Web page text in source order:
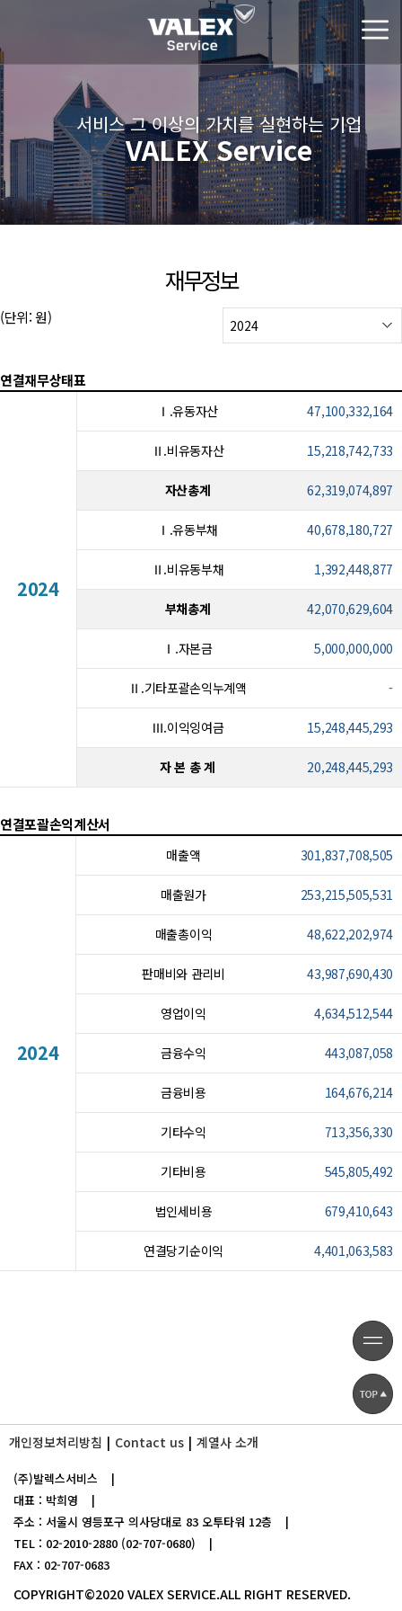
서비스 그 이상의 가치를 실현하는 기업
VALEX Service
재무정보
(단위: 원)
연결재무상태표
2024
Ⅰ.유동자산 47,100,332,164
Ⅱ.비유동자산 15,218,742,733
자산총계 62,319,074,897
Ⅰ.유동부채 40,678,180,727
Ⅱ.비유동부채 1,392,448,877
부채총계 42,070,629,604
Ⅰ.자본금 5,000,000,000
Ⅱ.기타포괄손익누계액 -
Ⅲ.이익잉여금 15,248,445,293
자 본 총 계 20,248,445,293
연결포괄손익계산서
2024
매출액 301,837,708,505
매출원가 253,215,505,531
매출총이익 48,622,202,974
판매비와 관리비 43,987,690,430
영업이익 4,634,512,544
금융수익 443,087,058
금융비용 164,676,214
기타수익 713,356,330
기타비용 545,805,492
법인세비용 679,410,643
연결당기순이익 4,401,063,583
개인정보처리방침 Contact us 계열사 소개
(주)발렉스서비스
|
대표 : 박희영
|
주소 : 서울시 영등포구 의사당대로 83 오투타워 12층
|
TEL : 02-2010-2880 (02-707-0680)
|
FAX : 02-707-0683
COPYRIGHT©2020 VALEX SERVICE.ALL RIGHT RESERVED.